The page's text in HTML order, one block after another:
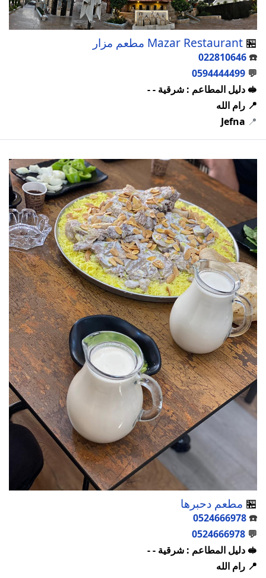
🏪 Mazar Restaurant مطعم مزار
☎️
022810646
💬
0594444499
🥪 دليل المطاعم : شرقية - -
📍 رام الله
📍
Jefna
🏪 مطعم دحبرها
☎️
0524666978
💬
0524666978
🥪 دليل المطاعم : شرقية - -
📍 رام الله